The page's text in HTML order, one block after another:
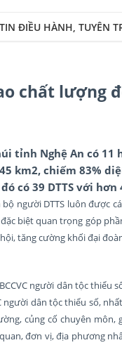
ĐIỀU HÀNH, TUYÊN
chất lượng
tỉnh Nghệ An có
km2, chiếm 83%
có 39 DTTS với
người DTTS luôn được
biệt quan trọng góp
tăng cường khối đại
người dân tộc thiểu
dân tộc thiểu số,
củng cố chuyên
đơn vị, địa phương